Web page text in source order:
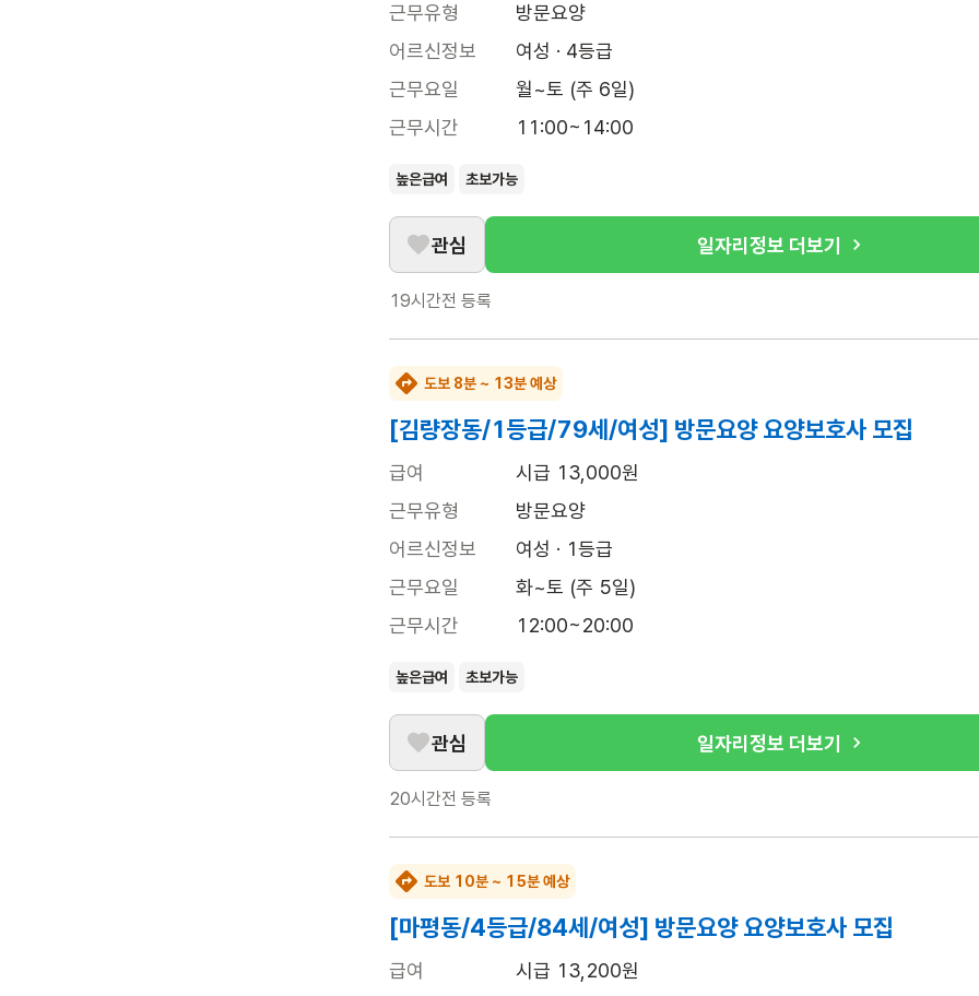
근무유형
방문요양
어르신정보
여성 · 4등급
근무요일
월~토 (주 6일)
근무시간
11:00~14:00
높은급여 초보가능
관심 일자리정보 더보기
19시간전 등록
도보 8분 ~ 13분 예상
[김량장동/1등급/79세/여성] 방문요양 요양보호사 모집
급여
시급 13,000원
근무유형
방문요양
어르신정보
여성 · 1등급
근무요일
화~토 (주 5일)
근무시간
12:00~20:00
높은급여 초보가능
관심 일자리정보 더보기
20시간전 등록
도보 10분 ~ 15분 예상
[마평동/4등급/84세/여성] 방문요양 요양보호사 모집
급여
시급 13,200원